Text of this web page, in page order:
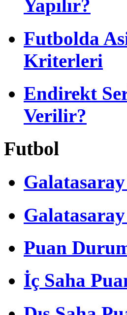
Yapılır?
Futbolda
Kriterleri
Endirekt
Verilir?
Futbol
Puan
İç Saha